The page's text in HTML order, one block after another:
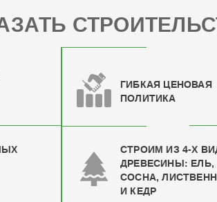
ГИБКАЯ ЦЕНОВАЯ
ПОЛИТИКА
СТРОИМ ИЗ 4-Х
ДРЕВЕСИНЫ: ЕЛЬ,
СОСНА,
И КЕДР